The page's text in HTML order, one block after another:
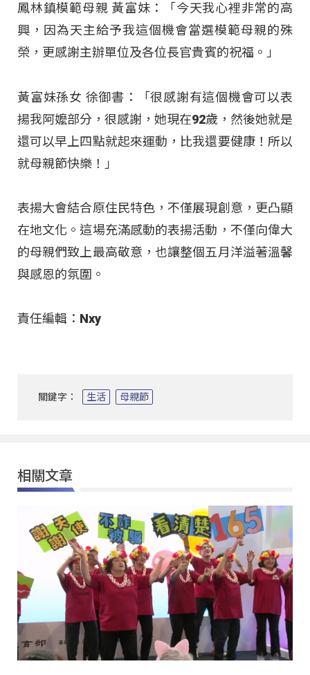
鳳林鎮模範母親 黃富妹：「今天我心裡非常的高
興，因為天主給予我這個機會當選模範母親的殊
榮，更感謝主辦單位及各位長官貴賓的祝福。」
黃富妹孫女 徐御書：「很感謝有這個機會可以表
揚我阿嬤部分，很感謝，她現在92歲，然後她就是
還可以早上四點就起來運動，比我還要健康！所以
就母親節快樂！」
表揚大會結合原住民特色，不僅展現創意，更凸顯
在地文化。這場充滿感動的表揚活動，不僅向偉大
的母親們致上最高敬意，也讓整個五月洋溢著溫馨
與感恩的氛圍。
責任編輯：Nxy
關鍵字： 生活 母親節
相關文章